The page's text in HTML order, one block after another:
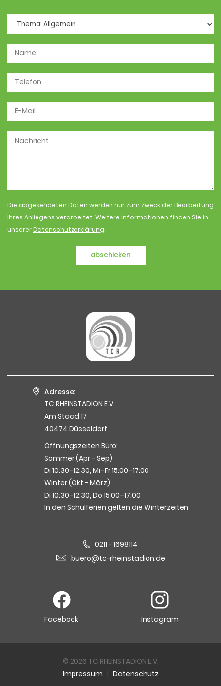
Die abgesendeten Daten werden nur zum Zweck der Bearbeitung
Ihres Anliegens verarbeitet. Weitere Informationen finden Sie in
unsererDatenschutzerklärung.
abschicken
Adresse:
TC RHEINSTADION E.V.
Am Staad 17
40474 Düsseldorf
Öffnungszeiten Büro:
Sommer (Apr - Sep)
Di 10:30–12:30, Mi–Fr 15:00–17:00
Winter (Okt - März)
Di 10:30–12:30, Do 15:00–17:00
In den Schulferien gelten die Winterzeiten
0211 - 1698114
buero@tc-rheinstadion.de
Facebook Instagram
© 2026 TC RHEINSTADION E.V.
Impressum | Datenschutz